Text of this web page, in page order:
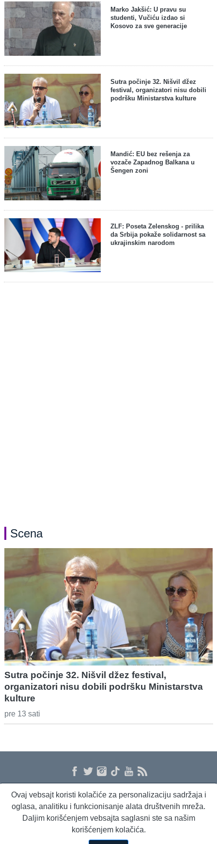
Marko Jakšić: U pravu su
studenti, Vučiću izdao si
Kosovo za sve generacije
Sutra počinje 32. Nišvil džez
festival, organizatori nisu dobili
podršku Ministarstva kulture
Mandić: EU bez rešenja za
vozače Zapadnog Balkana u
Šengen zoni
ZLF: Poseta Zelenskog - prilika
da Srbija pokaže solidarnost sa
ukrajinskim narodom
Scena
Sutra počinje 32. Nišvil džez festival,
organizatori nisu dobili podršku Ministarstva
kulture
pre 13 sati
O nama Proizvodi i usluge Politika privatnosti Kontakt RSS
Dnevni evropski servis
Ovaj vebsajt koristi kolačiće za personalizaciju sadržaja i
oglasa, analitiku i funkcionisanje alata društvenih mreža.
Daljim korišćenjem vebsajta saglasni ste sa našim
korišćenjem kolačića.